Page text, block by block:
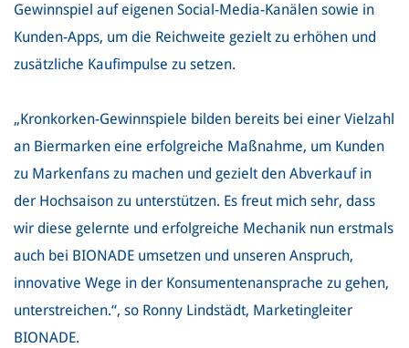
Gewinnspiel auf eigenen Social-Media-Kanälen sowie in
Kunden-Apps, um die Reichweite gezielt zu erhöhen und
zusätzliche Kaufimpulse zu setzen.
„Kronkorken-Gewinnspiele bilden bereits bei einer Vielzahl
an Biermarken eine erfolgreiche Maßnahme, um Kunden
zu Markenfans zu machen und gezielt den Abverkauf in
der Hochsaison zu unterstützen. Es freut mich sehr, dass
wir diese gelernte und erfolgreiche Mechanik nun erstmals
auch bei BIONADE umsetzen und unseren Anspruch,
innovative Wege in der Konsumentenansprache zu gehen,
unterstreichen.“, so Ronny Lindstädt, Marketingleiter
BIONADE.